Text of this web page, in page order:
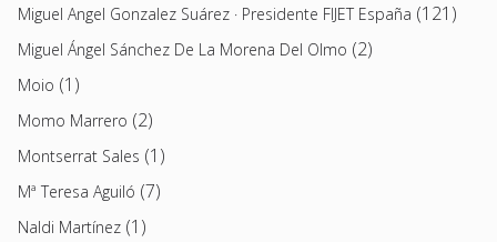
Miguel Angel Gonzalez Suárez · Presidente FIJET España (121)
Miguel Ángel Sánchez De La Morena Del Olmo (2)
Moio (1)
Momo Marrero (2)
Montserrat Sales (1)
Mª Teresa Aguiló (7)
Naldi Martínez (1)